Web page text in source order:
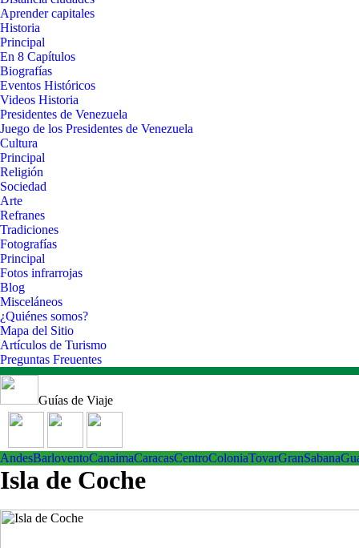
Aprender capitales
Historia
Principal
En 8 Capítulos
Biografías
Eventos Históricos
Videos Historia
Presidentes de Venezuela
Juego de los Presidentes de Venezuela
Cultura
Principal
Religión
Sociedad
Arte
Refranes
Tradiciones
Fotografías
Principal
Fotos infrarrojas
Blog
Misceláneos
¿Quiénes somos?
Mapa del Sitio
Artículos de Turismo
Preguntas Freuentes
Guías de Viaje
AndesBarloventoCanaimaCaracasCentroColoniaTovarGranSabana
Isla de Coche